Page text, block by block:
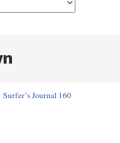
Surfer’s Journal 160